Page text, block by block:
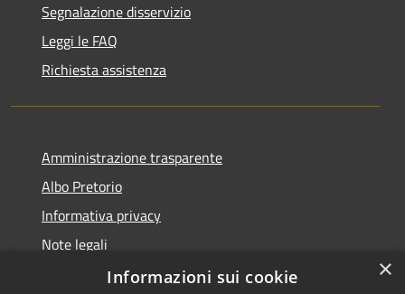
Segnalazione disservizio
Leggi le FAQ
Richiesta assistenza
Amministrazione trasparente
Albo Pretorio
Informativa privacy
Note legali
Dichiarazione di accessibilità
×
Informazioni sui cookie